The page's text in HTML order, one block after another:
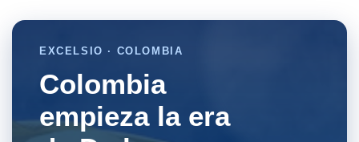
EXCELSIO · COLOMBIA
Colombia
empieza la era